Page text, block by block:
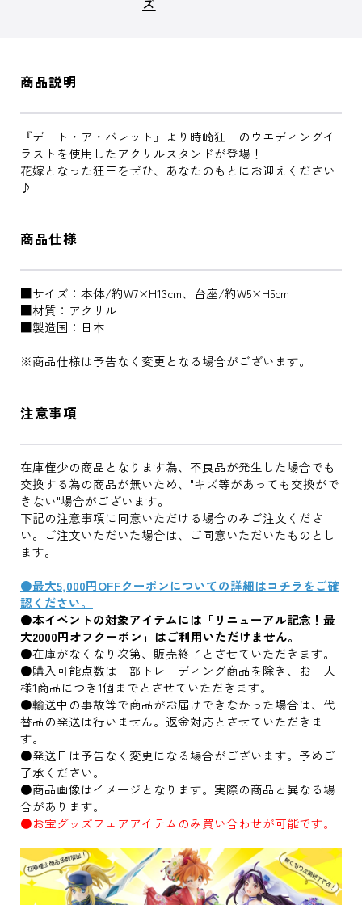
商品説明
『デート・ア・バレット』より時崎狂三のウエディングイ
ラストを使用したアクリルスタンドが登場！
花嫁となった狂三をぜひ、あなたのもとにお迎えください
♪
商品仕様
■サイズ：本体/約W7×H13cm、台座/約W5×H5cm
■材質：アクリル
■製造国：日本
※商品仕様は予告なく変更となる場合がございます。
注意事項
在庫僅少の商品となります為、不良品が発生した場合でも
交換する為の商品が無いため、"キズ等があっても交換がで
きない"場合がございます。
下記の注意事項に同意いただける場合のみご注文くださ
い。ご注文いただいた場合は、ご同意いただいたものとし
ます。
●最大5,000円OFFクーポンについての詳細はコチラをご確
認ください。
●本イベントの対象アイテムには「リニューアル記念！最
大2000円オフクーポン」はご利用いただけません。
●在庫がなくなり次第、販売終了とさせていただきます。
●購入可能点数は一部トレーディング商品を除き、お一人
様1商品につき1個までとさせていただきます。
●輸送中の事故等で商品がお届けできなかった場合は、代
替品の発送は行いません。返金対応とさせていただきま
す。
●発送日は予告なく変更になる場合がございます。予めご
了承ください。
●商品画像はイメージとなります。実際の商品と異なる場
合があります。
●お宝グッズフェアアイテムのみ買い合わせが可能です。